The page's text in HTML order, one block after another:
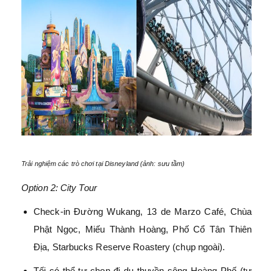
Trải nghiệm các trò chơi tại Disneyland (ảnh: sưu tầm)
Option 2: City Tour
Check-in Đường Wukang, 13 de Marzo Café, Chùa
Phật Ngọc, Miếu Thành Hoàng, Phố Cổ Tân Thiên
Địa, Starbucks Reserve Roastery (chụp ngoài).